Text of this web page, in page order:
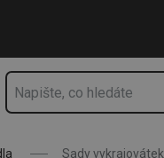
Sady vykrajovátek